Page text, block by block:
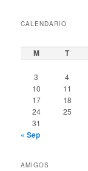
CALENDARIO
M T
3
4
10
11
17
18
24
25
31
« Sep
AMIGOS